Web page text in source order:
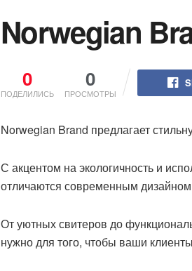
Norwegian
0
ПОДЕЛИЛИСЬ
0
ПРОСМОТРЫ
Norwegian Brand предлагает
С акцентом на экологичность и
отличаются современным
От уютных свитеров до
нужно для того, чтобы ваши